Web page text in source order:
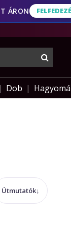
FELFEDEZÉS
Dob
Útmutatók↓